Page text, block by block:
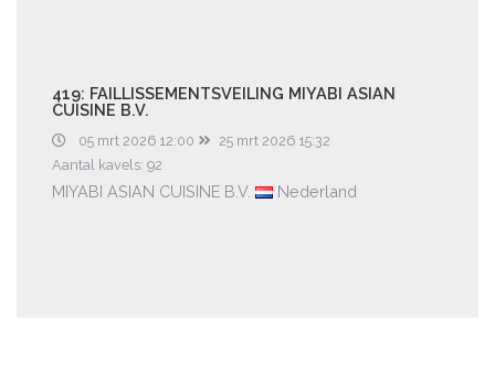
419: FAILLISSEMENTSVEILING MIYABI ASIAN
CUISINE B.V.
05 mrt 2026 12:00
25 mrt 2026 15:32
Aantal kavels: 92
MIYABI ASIAN CUISINE B.V. Nederland